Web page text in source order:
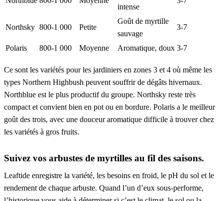
intense
Northsky 800-1 000 Petite
Goût de myrtille
sauvage
3-7
Polaris 800-1 000 Moyenne Aromatique, doux 3-7
Ce sont les variétés pour les jardiniers en zones 3 et 4 où même les
types Northern Highbush peuvent souffrir de dégâts hivernaux.
Northblue est le plus productif du groupe. Northsky reste très
compact et convient bien en pot ou en bordure. Polaris a le meilleur
goût des trois, avec une douceur aromatique difficile à trouver chez
les variétés à gros fruits.
Suivez vos arbustes de myrtilles au fil des saisons.
Leaftide enregistre la variété, les besoins en froid, le pH du sol et le
rendement de chaque arbuste. Quand l’un d’eux sous-performe,